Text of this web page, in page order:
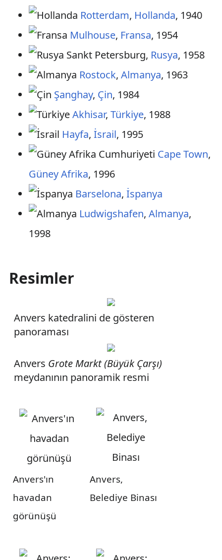
Rotterdam, Hollanda, 1940
Mulhouse, Fransa, 1954
Sankt Petersburg, Rusya, 1958
Rostock, Almanya, 1963
Şanghay, Çin, 1984
Akhisar, Türkiye, 1988
Hayfa, İsrail, 1995
Cape Town,
Güney Afrika, 1996
Barselona, İspanya
Ludwigshafen, Almanya,
1998
Resimler
Anvers katedralini de gösteren
panoraması
Anvers Grote Markt (Büyük Çarşı)
meydanının panoramik resmi
Anvers'ın
havadan
görünüşü
Anvers,
Belediye Binası